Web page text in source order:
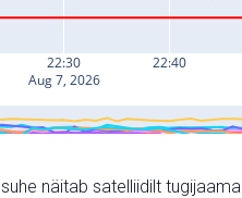
näitab satelliidilt